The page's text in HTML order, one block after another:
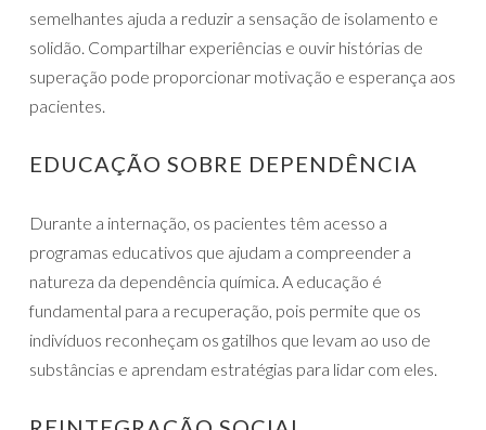
semelhantes ajuda a reduzir a sensação de isolamento e
solidão. Compartilhar experiências e ouvir histórias de
superação pode proporcionar motivação e esperança aos
pacientes.
EDUCAÇÃO SOBRE DEPENDÊNCIA
Durante a internação, os pacientes têm acesso a
programas educativos que ajudam a compreender a
natureza da dependência química. A educação é
fundamental para a recuperação, pois permite que os
indivíduos reconheçam os gatilhos que levam ao uso de
substâncias e aprendam estratégias para lidar com eles.